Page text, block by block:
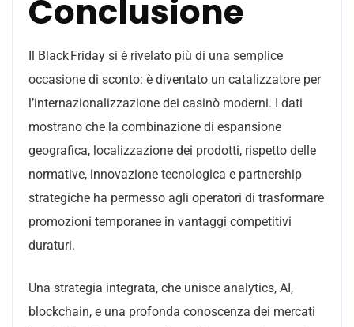
Conclusione
Il Black Friday si è rivelato più di una semplice
occasione di sconto: è diventato un catalizzatore per
l’internazionalizzazione dei casinò moderni. I dati
mostrano che la combinazione di espansione
geografica, localizzazione dei prodotti, rispetto delle
normative, innovazione tecnologica e partnership
strategiche ha permesso agli operatori di trasformare
promozioni temporanee in vantaggi competitivi
duraturi.
Una strategia integrata, che unisce analytics, AI,
blockchain, e una profonda conoscenza dei mercati